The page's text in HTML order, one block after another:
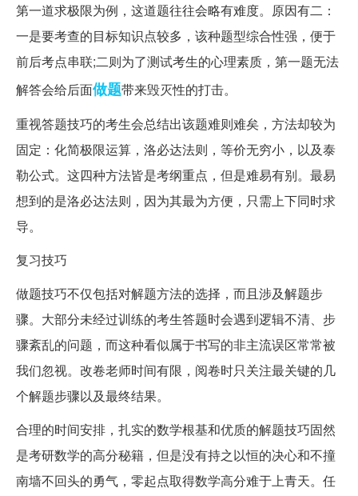
第一道求极限为例，这道题往往会略有难度。原因有二：
一是要考查的目标知识点较多，该种题型综合性强，便于
前后考点串联;二则为了测试考生的心理素质，第一题无法
解答会给后面做题带来毁灭性的打击。
重视答题技巧的考生会总结出该题难则难矣，方法却较为
固定：化简极限运算，洛必达法则，等价无穷小，以及泰
勒公式。这四种方法皆是考纲重点，但是难易有别。最易
想到的是洛必达法则，因为其最为方便，只需上下同时求
导。
复习技巧
做题技巧不仅包括对解题方法的选择，而且涉及解题步
骤。大部分未经过训练的考生答题时会遇到逻辑不清、步
骤紊乱的问题，而这种看似属于书写的非主流误区常常被
我们忽视。改卷老师时间有限，阅卷时只关注最关键的几
个解题步骤以及最终结果。
合理的时间安排，扎实的数学根基和优质的解题技巧固然
是考研数学的高分秘籍，但是没有持之以恒的决心和不撞
南墙不回头的勇气，零起点取得数学高分难于上青天。任